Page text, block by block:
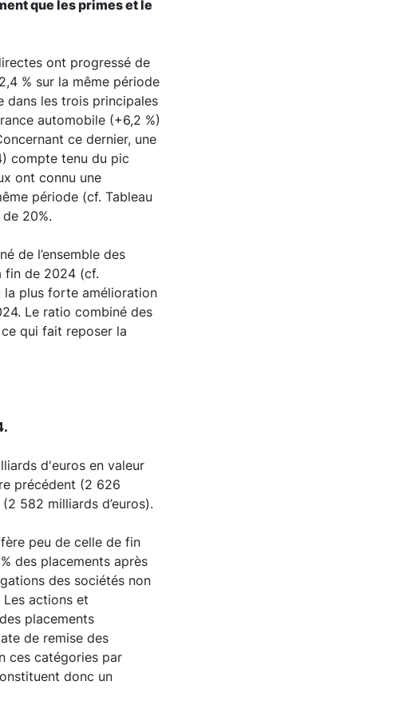
que les primes et le
ont progressé de
% sur la même période
dans les trois principales
automobile (+6,2 %)
ce dernier, une
compte tenu du pic
ont connu une
période (cf. Tableau
20%.
de l’ensemble des
fin de 2024 (cf.
la plus forte amélioration
Le ratio combiné des
qui fait reposer la
d'euros en valeur
précédent (2 626
582 milliards d’euros).
peu de celle de fin
des placements après
des sociétés non
Les actions et
placements
de remise des
ces catégories par
donc un